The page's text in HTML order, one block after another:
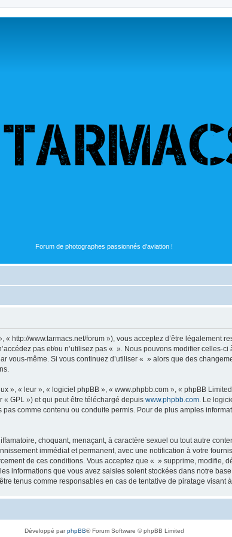
Forum de photographes passionnés d'aviation !
http://www.tarmacs.net/forum »), vous acceptez d’être légalement
pas et/ou n’utilisez pas « ». Nous pouvons modifier celles-
vous-même. Si vous continuez d’utiliser « » alors que des
», « leur », « logiciel phpBB », « www.phpbb.com », « phpBB
« GPL ») et qui peut être téléchargé depuis www.phpbb.com . Le
comme contenu ou conduite permis. Pour de plus amples
choquant, menaçant, à caractère sexuel ou tout autre
immédiat et permanent, avec une notification à votre
de ces conditions. Vous acceptez que « » supprime, modifie,
informations que vous avez saisies soient stockées dans notre
tenus comme responsables en cas de tentative de piratage visant
Développé parphpBB® Forum Software © phpBB Limited